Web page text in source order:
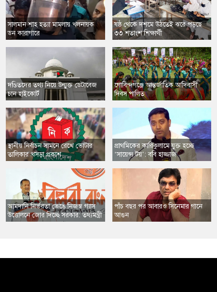
সালমান শাহ হত্যা মামলায় খলনায়ক
ডন কারাগারে
​দণ্ডিতদের তথ্য নিয়ে উন্মুক্ত ডেটাবেজ
চান হাইকোর্ট
স্থানীয় নির্বাচন সামনে রেখে ভোটার
তালিকার খসড়া প্রকাশ
​আমদানি নির্ভরতা ভেঙে নিজস্ব গ্যাস
উত্তোলনে জোর দিচ্ছে সরকার: তথ্যমন্ত্রী
ষষ্ঠ থেকে দশমে উঠতেই ঝরে পড়ছে
৩৩ শতাংশ শিক্ষার্থী
​গোবিন্দগঞ্জে আন্তর্জাতিক আদিবাসী
দিবস পালিত
​প্রাথমিকের কারিকুলামে যুক্ত হচ্ছে
‘সায়েন্স টয়’: ববি হাজ্জাজ
​পাঁচ বছর পর আবারও সিনেমার গানে
আগুন